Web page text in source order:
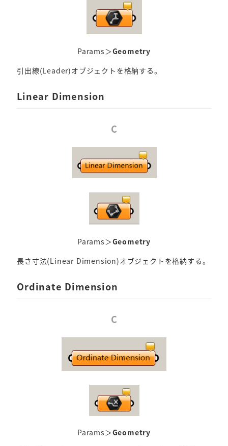
Params＞Geometry
引出線(Leader)オブジェクトを格納する。
Linear Dimension
C
Params＞Geometry
長さ寸法(Linear Dimension)オブジェクトを格納する。
Ordinate Dimension
C
Params＞Geometry